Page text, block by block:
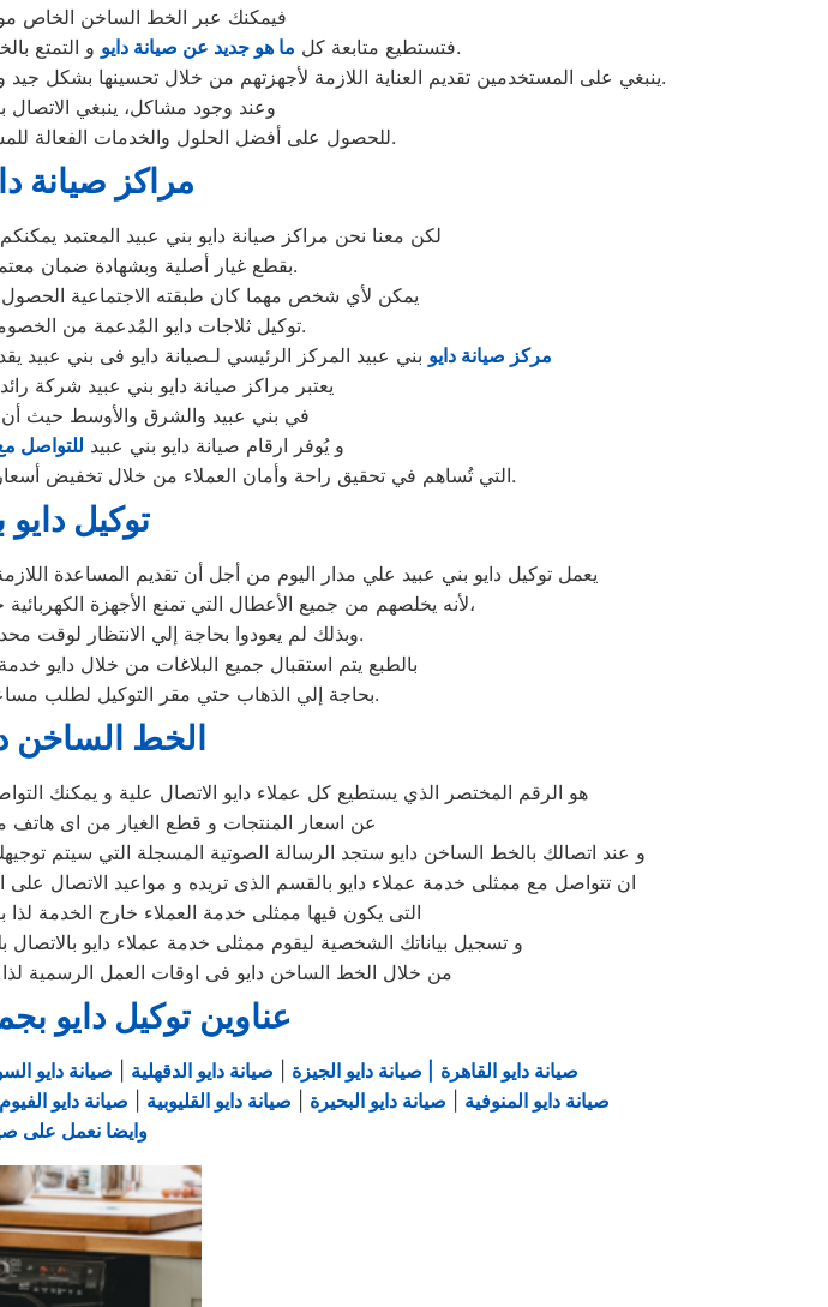
فيمكنك عبر الخط الساخن الخاص
فتستطيع متابعة كل ما هو جديد عن صيانة دايو
و التمتع بالخدمات الكبري المميزة من خلال مركز الصيانة المعتمد.
ينبغي على المستخدمين تقديم العناية اللازمة لأجهزتهم من خلال تحسينها بشكل جيد والحفاظ عليها نظيفة ومحمية من العوامل الخارجية التي يمكن أن تؤثر على أدائها.
وعند وجود مشاكل، ينبغي الاتصال
للحصول على أفضل الحلول والخدمات الفعالة للمساعدة في استعادة أداء الأجهزة بأفضل حالاتها.
مراكز صيانة
لكن معنا نحن مراكز صيانة دايو بني عبيد المعتمد
بقطع غيار أصلية وبشهادة ضمان معتمدة من مركز صيانة دايو المعتمد.
يمكن لأي شخص مهما كان طبقته الاجتماعية الحصول
توكيل ثلاجات دايو المُدعمة من الخصومات والعروض التي ليس لها مثيل.
مركز صيانة دايو بني عبيد المركز الرئيسي لـصيانة دايو فى بني عبيد
يعتبر مراكز صيانة دايو بني عبيد شركة
في بني عبيد والشرق والأوسط حيث أن
و يُوفر ارقام صيانة دايو بني عبيد للتواصل
التي تُساهم في تحقيق راحة وأمان العملاء من خلال تخفيض أسعار تلك الخدمات والبُعد التام عن التكاليف المالية باهظة الثمن.
توكيل دايو
يعمل توكيل دايو بني عبيد علي مدار اليوم من أجل أن تقديم المساعدة
لأنه يخلصهم من جميع الأعطال التي تمنع الأجهزة الكهربائية خاصتهم عن العمل بشكل كامل أو جزئي متي طلبوا منه،
وبذلك لم يعودوا بحاجة إلي الانتظار لوقت محدد حتي يحصلوا علي ما يردون من خدمات.
بالطبع يتم استقبال جميع البلاغات من خلال دايو خدمة عملاء علي مدار 24
بحاجة إلي الذهاب حتي مقر التوكيل لطلب مساعدة فريق الدعم الفني لتصليح الجزء التالف.
الخط الساخن
هو الرقم المختصر الذي يستطيع كل عملاء دايو الاتصال علية و يمكنك
عن اسعار المنتجات و قطع الغيار من اى هاتف
و عند اتصالك بالخط الساخن دايو ستجد الرسالة الصوتية المسجلة التي سيتم
ان تتواصل مع ممثلى خدمة عملاء دايو بالقسم الذى تريده و مواعيد الاتصال على الخط الساخن دايو 24 ساعة يوميا باستثناء
التى يكون فيها ممثلى خدمة العملاء خارج الخدمة
و تسجيل بياناتك الشخصية ليقوم ممثلى خدمة عملاء دايو بالاتصال
من خلال الخط الساخن دايو فى اوقات العمل الرسمية
عناوين توكيل دايو
صيانة دايو القاهرة | صيانة دايو الجيزة صيانة دايو الدقهلية صيانة دايو
صيانة دايو المنوفية صيانة دايو البحيرة صيانة دايو القليوبية صيانة دايو الفيوم
وايضا نعمل على